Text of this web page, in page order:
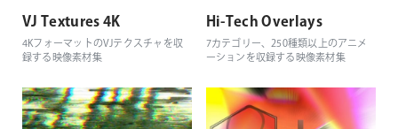
VJ Textures 4K
4KフォーマットのVJテクスチャを収
録する映像素材集
Hi-Tech Overlays
7カテゴリー、250種類以上のアニメ
ーションを収録する映像素材集